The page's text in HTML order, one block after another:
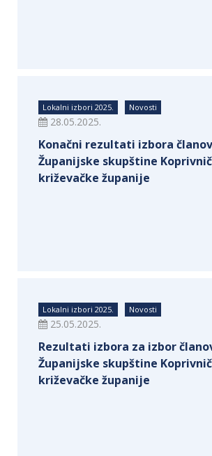
Lokalni izbori 2025. Novosti
28.05.2025.
Konačni rezultati izbora
Županijske skupštine
križevačke županije
Lokalni izbori 2025. Novosti
25.05.2025.
Rezultati izbora za izbor
Županijske skupštine
križevačke županije